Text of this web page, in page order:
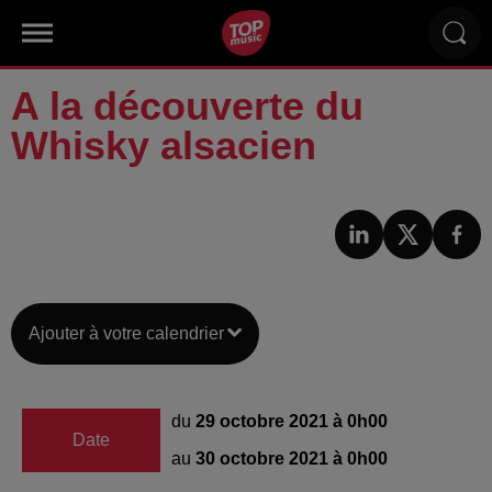
A la découverte du
Whisky alsacien
Ajouter à votre calendrier
Date
du 29 octobre 2021 à 0h00
au 30 octobre 2021 à 0h00